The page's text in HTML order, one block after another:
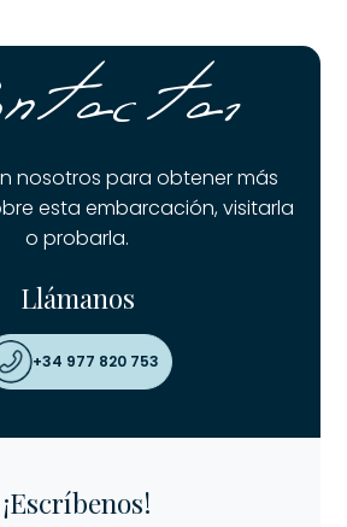
nosotros para obtener más
esta embarcación, visitarla
o probarla.
Llámanos
+34 977 820 753
¡Escríbenos!